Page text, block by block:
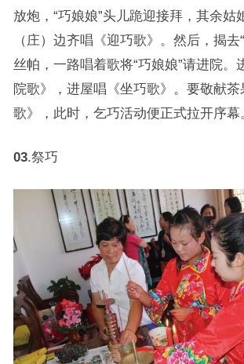
放炮，“巧娘娘”头儿跪迎接拜，其余姑
（庄）边齐唱《迎巧歌》。然后，揭去
丝帕，一路唱着歌将“巧娘娘”请进院。
院歌》，进屋唱《坐巧歌》。要敬献
歌》，此时，乞巧活动便正式拉开序幕
03.祭巧